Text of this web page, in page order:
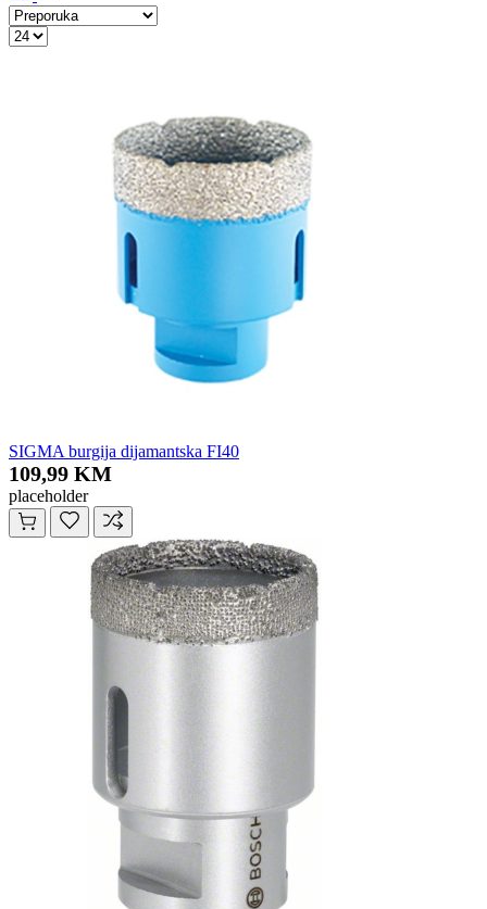
SIGMA burgija dijamantska FI40
109,99 KM
placeholder